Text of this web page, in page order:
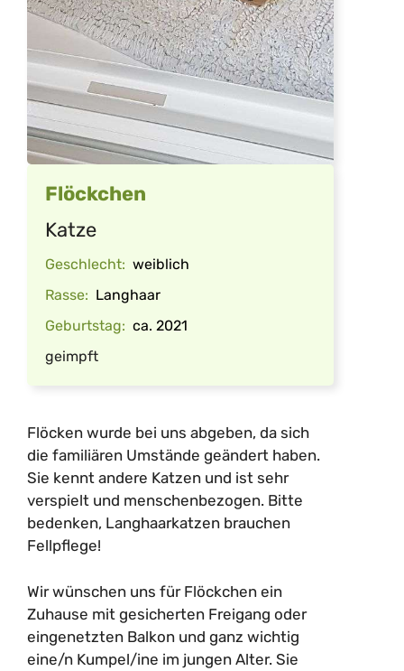
Flöckchen
Katze
Geschlecht: weiblich
Rasse: Langhaar
Geburtstag: ca. 2021
geimpft
Flöcken wurde bei uns abgeben, da sich
die familiären Umstände geändert haben.
Sie kennt andere Katzen und ist sehr
verspielt und menschenbezogen. Bitte
bedenken, Langhaarkatzen brauchen
Fellpflege!
Wir wünschen uns für Flöckchen ein
Zuhause mit gesicherten Freigang oder
eingenetzten Balkon und ganz wichtig
eine/n Kumpel/ine im jungen Alter. Sie